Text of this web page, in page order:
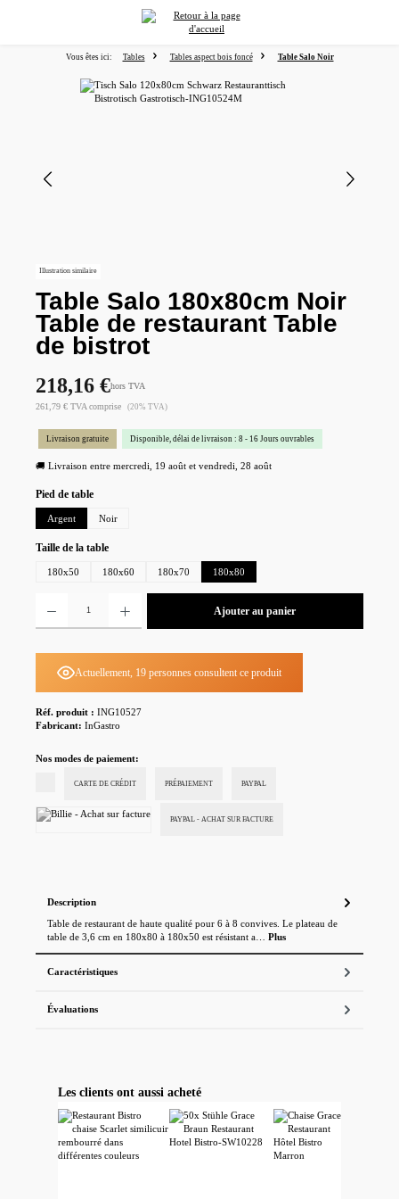
Vous êtes ici: Tables Tables aspect bois foncé Table Salo Noir
Ignorer la galerie d'images
Illustration similaire
Table Salo 180x80cm Noir
Table de restaurant Table
de bistrot
218,16 €hors TVA
261,79 € TVA comprise (20% TVA)
Livraison gratuite Disponible, délai de livraison : 8 - 16 Jours ouvrables
🚚 Livraison entre mercredi, 19 août et vendredi, 28 août
Sélectionnez
Pied de table
Argent Noir
Sélectionnez
Taille de la table
180x50 180x60 180x70 180x80
Ajouter au panier
Actuellement, 19 personnes consultent ce produit
Réf. produit : ING10527
Fabricant: InGastro
Nos modes de paiement:
CARTE DE CRÉDIT PRÉPAIEMENT PAYPAL
PAYPAL - ACHAT SUR FACTURE
Ignorer la galerie de produits
Les clients ont aussi acheté
Description
Table de restaurant de haute qualité pour 6 à 8 convives. Le plateau de
table de 3,6 cm en 180x80 à 180x50 est résistant a… Plus
Caractéristiques
Évaluations
Wir verwenden Cookies
Diese Website verwendet Cookies, um Ihnen das beste Erlebnis auf unserer Website zu
bieten. Sie können auswählen, welche Cookie-Kategorien Sie zulassen möchten.